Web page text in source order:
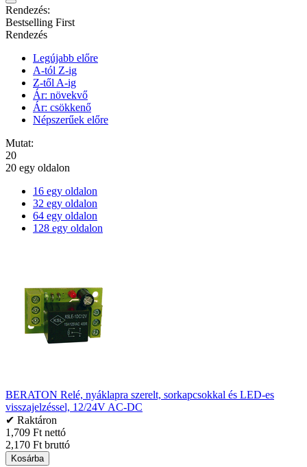
Rendezés:
Bestselling First
Rendezés
Legújabb előre
A-tól Z-ig
Z-től A-ig
Ár: növekvő
Ár: csökkenő
Népszerűek előre
Mutat:
20
20 egy oldalon
16 egy oldalon
32 egy oldalon
64 egy oldalon
128 egy oldalon
BERATON Relé, nyáklapra szerelt, sorkapcsokkal és LED-es
visszajelzéssel, 12/24V AC-DC
✔ Raktáron
1,709 Ft nettó
2,170 Ft bruttó
Kosárba